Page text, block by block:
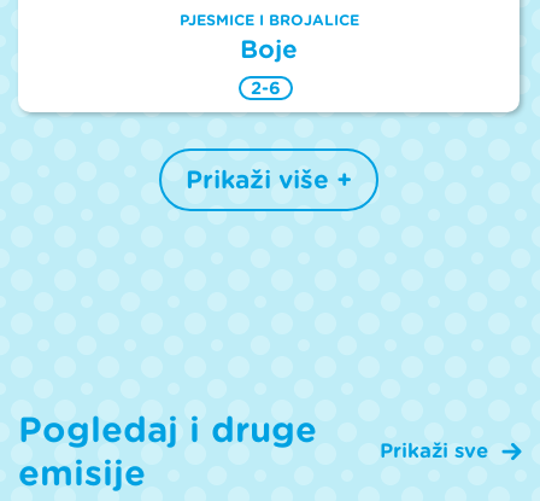
PJESMICE I BROJALICE
Boje
2-6
Prikaži više +
Pogledaj i druge
emisije
Prikaži sve